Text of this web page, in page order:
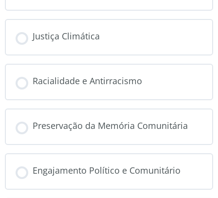
0% COMPLETO
Justiça Climática
0% COMPLETO
Racialidade e Antirracismo
0% COMPLETO
Preservação da Memória Comunitária
0% COMPLETO
Engajamento Político e Comunitário